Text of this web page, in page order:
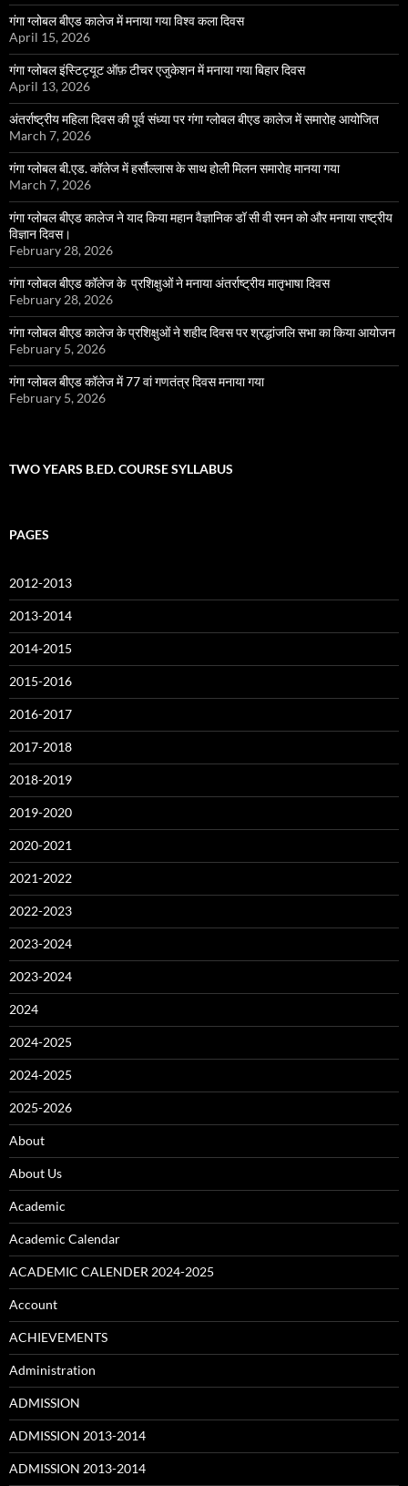
गंगा ग्लोबल बीएड कालेज में मनाया गया विश्व कला दिवस
April 15, 2026
गंगा ग्लोबल इंस्टिट्यूट ऑफ़ टीचर एजुकेशन में मनाया गया बिहार दिवस
April 13, 2026
अंतर्राष्ट्रीय महिला दिवस की पूर्व संध्या पर गंगा ग्लोबल बीएड कालेज में समारोह आयोजित
March 7, 2026
गंगा ग्लोबल बी.एड. कॉलेज में हर्सौल्लास के साथ होली मिलन समारोह मानया गया
March 7, 2026
गंगा ग्लोबल बीएड कालेज ने याद किया महान वैज्ञानिक डॉ सी वी रमन को और मनाया राष्ट्रीय
विज्ञान दिवस।
February 28, 2026
गंगा ग्लोबल बीएड कॉलेज के प्रशिक्षुओं ने मनाया अंतर्राष्ट्रीय मातृभाषा दिवस
February 28, 2026
गंगा ग्लोबल बीएड कालेज के प्रशिक्षुओं ने शहीद दिवस पर श्रद्धांजलि सभा का किया आयोजन
February 5, 2026
गंगा ग्लोबल बीएड कॉलेज में 77 वां गणतंत्र दिवस मनाया गया
February 5, 2026
TWO YEARS B.ED. COURSE SYLLABUS
PAGES
2012-2013
2013-2014
2014-2015
2015-2016
2016-2017
2017-2018
2018-2019
2019-2020
2020-2021
2021-2022
2022-2023
2023-2024
2023-2024
2024
2024-2025
2024-2025
2025-2026
About
About Us
Academic
Academic Calendar
ACADEMIC CALENDER 2024-2025
Account
ACHIEVEMENTS
Administration
ADMISSION
ADMISSION 2013-2014
ADMISSION 2013-2014